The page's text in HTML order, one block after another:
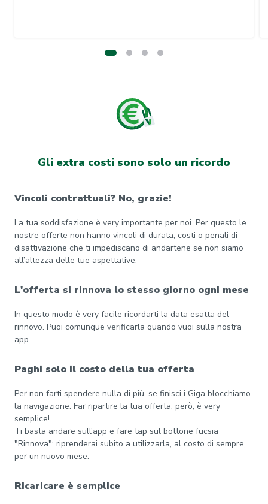
Gli extra costi sono solo un ricordo
Vincoli contrattuali? No, grazie!
La tua soddisfazione è very importante per noi. Per questo le
nostre offerte non hanno vincoli di durata, costi o penali di
disattivazione che ti impediscano di andartene se non siamo
all’altezza delle tue aspettative.
L'offerta si rinnova lo stesso giorno ogni mese
In questo modo è very facile ricordarti la data esatta del
rinnovo. Puoi comunque verificarla quando vuoi sulla nostra
app.
Paghi solo il costo della tua offerta
Per non farti spendere nulla di più, se finisci i Giga blocchiamo
la navigazione. Far ripartire la tua offerta, però, è very
semplice!
Ti basta andare sull'app e fare tap sul bottone fucsia
"Rinnova": riprenderai subito a utilizzarla, al costo di sempre,
per un nuovo mese.
Ricaricare è semplice